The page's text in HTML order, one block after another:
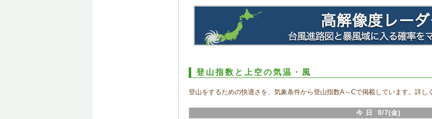
登山指数と上空の気温・風
登山をするための快適さを、気象条件から登山指数A～Cで掲載しています。詳し
今 日 8/7(金)